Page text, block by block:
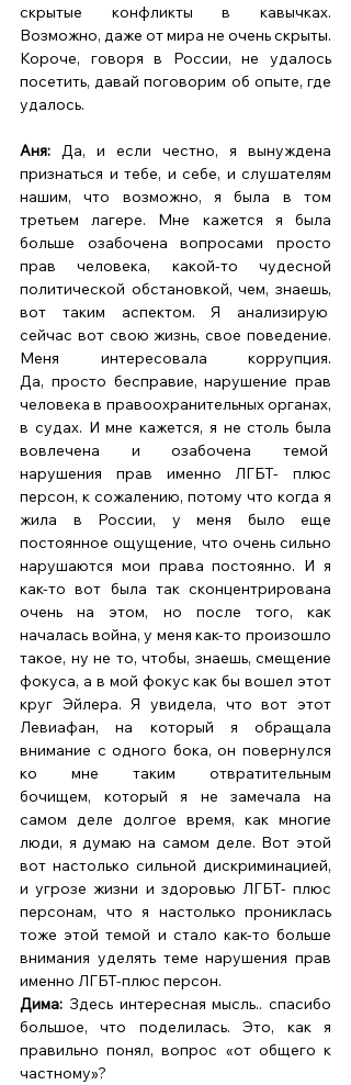
скрытые конфликты в кавычках.
Возможно, даже от мира не очень скрыты.
Короче, говоря в России, не удалось
посетить, давай поговорим об опыте, где
удалось.
Аня: Да, и если честно, я вынуждена
признаться и тебе, и себе, и слушателям
нашим, что возможно, я была в том
третьем лагере. Мне кажется я была
больше озабочена вопросами просто
прав человека, какой-то чудесной
политической обстановкой, чем, знаешь,
вот таким аспектом. Я анализирую
сейчас вот свою жизнь, свое поведение.
Меня интересовала коррупция.
Да, просто бесправие, нарушение прав
человека в правоохранительных органах,
в судах. И мне кажется, я не столь была
вовлечена и озабочена темой
нарушения прав именно ЛГБТ- плюс
персон, к сожалению, потому что когда я
жила в России, у меня было еще
постоянное ощущение, что очень сильно
нарушаются мои права постоянно. И я
как-то вот была так сконцентрирована
очень на этом, но после того, как
началась война, у меня как-то произошло
такое, ну не то, чтобы, знаешь, смещение
фокуса, а в мой фокус как бы вошел этот
круг Эйлера. Я увидела, что вот этот
Левиафан, на который я обращала
внимание с одного бока, он повернулся
ко мне таким отвратительным
бочищем, который я не замечала на
самом деле долгое время, как многие
люди, я думаю на самом деле. Вот этой
вот настолько сильной дискриминацией,
и угрозе жизни и здоровью ЛГБТ- плюс
персонам, что я настолько прониклась
тоже этой темой и стало как-то больше
внимания уделять теме нарушения прав
именно ЛГБТ-плюс персон.
Дима: Здесь интересная мысль.. спасибо
большое, что поделилась. Это, как я
правильно понял, вопрос «от общего к
частному»?